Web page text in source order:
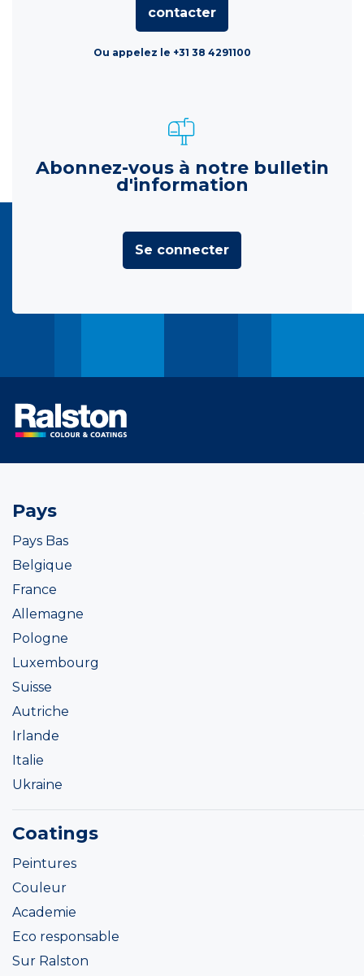
contacter
Ou appelez le +31 38 4291100
Abonnez-vous à notre bulletin
d'information
Se connecter
Pays
Pays Bas
Belgique
France
Allemagne
Pologne
Luxembourg
Suisse
Autriche
Irlande
Italie
Ukraine
Coatings
Peintures
Couleur
Academie
Eco responsable
Sur Ralston